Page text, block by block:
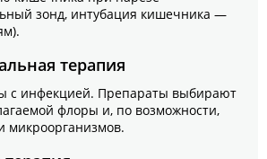
зонд, интубация кишечника —
терапия
с инфекцией. Препараты выбирают
флоры и, по возможности,
микроорганизмов.